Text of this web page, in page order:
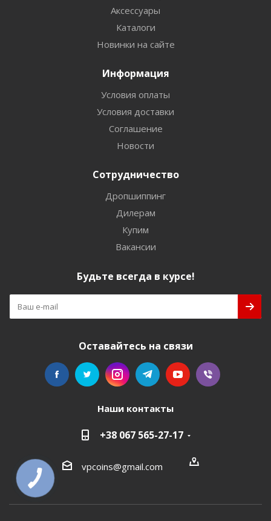
Аксессуары
Каталоги
Новинки на сайте
Информация
Условия оплаты
Условия доставки
Соглашение
Новости
Сотрудничество
Дропшиппинг
Дилерам
Купим
Вакансии
Будьте всегда в курсе!
Оставайтесь на связи
Наши контакты
+38 067 565-27-17
vpcoins@gmail.com